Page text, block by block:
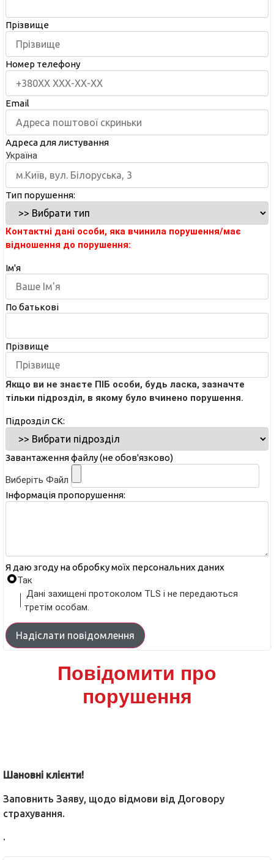
Прізвище
Номер телефону
Email
Адреса для листування
Україна
Тип порушення:
Контактні дані особи, яка вчинила порушення/має
відношення до порушення:
Ім'я
По батькові
Прізвище
Якщо ви не знаєте ПІБ особи, будь ласка, зазначте
тільки підрозділ, в якому було вчинено порушення.
Підрозділ СК:
Завантаження файлу (не обов'язково)
Виберіть Файл
Інформація пропорушення:
Я даю згоду на обробку моїх персональних даних
Так
Дані захищені протоколом TLS і не передаються
третім особам.
Надіслати повідомлення
Повідомити про
порушення
Шановні клієнти!
Заповнить Заяву, щодо відмови від Договору
страхування.
.